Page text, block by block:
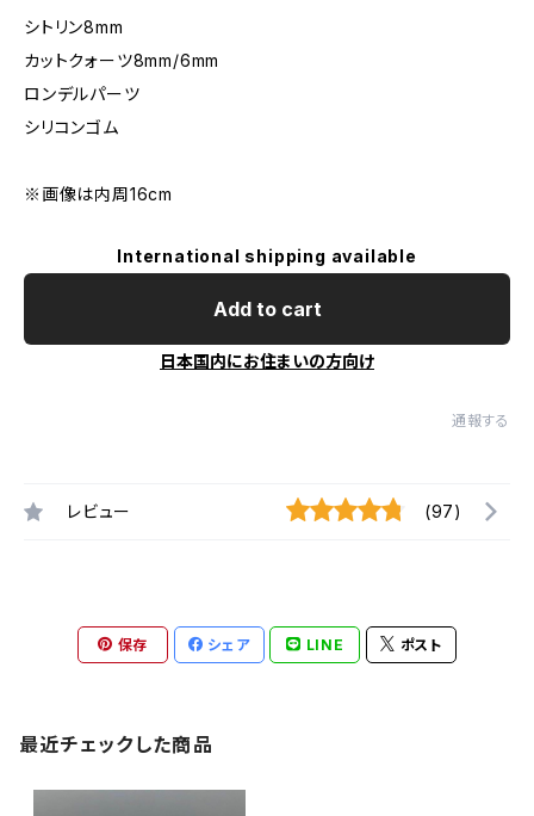
シトリン8mm
カットクォーツ8mm/6mm
ロンデルパーツ
シリコンゴム
※画像は内周16cm
International shipping available
Add to cart
日本国内にお住まいの方向け
通報する
レビュー (97)
保存 シェア LINE ポスト
最近チェックした商品